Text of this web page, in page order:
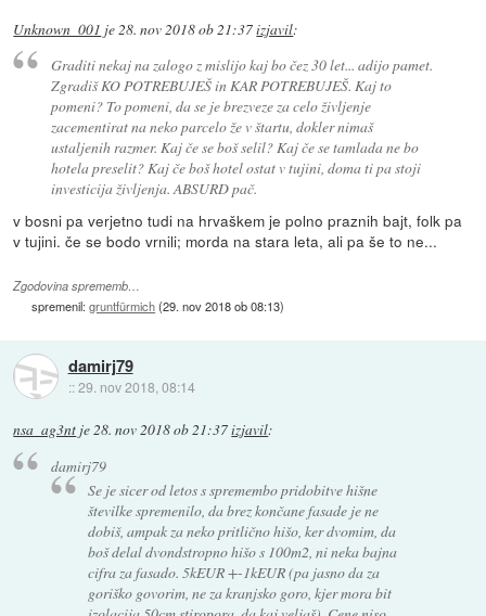
Unknown_001 je28. nov 2018 ob 21:37izjavil:
Graditi nekaj na zalogo z mislijo kaj bo čez 30 let... adijo pamet.
Zgradiš KO POTREBUJEŠ in KAR POTREBUJEŠ. Kaj to
pomeni? To pomeni, da se je brezveze za celo življenje
zacementirat na neko parcelo že v štartu, dokler nimaš
ustaljenih razmer. Kaj če se boš selil? Kaj če se tamlada ne bo
hotela preselit? Kaj če boš hotel ostat v tujini, doma ti pa stoji
investicija življenja. ABSURD pač.
v bosni pa verjetno tudi na hrvaškem je polno praznih bajt, folk pa
v tujini. če se bodo vrnili; morda na stara leta, ali pa še to ne...
Zgodovina sprememb…
spremenil:gruntfürmich(29. nov 2018 ob 08:13)
damirj79
::29. nov 2018, 08:14
nsa_ag3nt je28. nov 2018 ob 21:37izjavil:
damirj79
Se je sicer od letos s spremembo pridobitve hišne
številke spremenilo, da brez končane fasade je ne
dobiš, ampak za neko pritlično hišo, ker dvomim, da
boš delal dvondstropno hišo s 100m2, ni neka bajna
cifra za fasado. 5kEUR +-1kEUR (pa jasno da za
goriško govorim, ne za kranjsko goro, kjer mora bit